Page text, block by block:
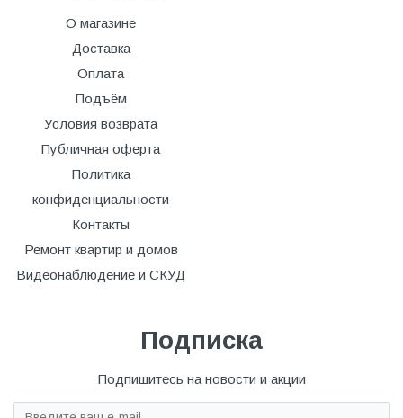
О магазине
Доставка
Оплата
Подъём
Условия возврата
Публичная оферта
Политика
конфиденциальности
Контакты
Ремонт квартир и домов
Видеонаблюдение и СКУД
Подписка
Подпишитесь на новости и акции